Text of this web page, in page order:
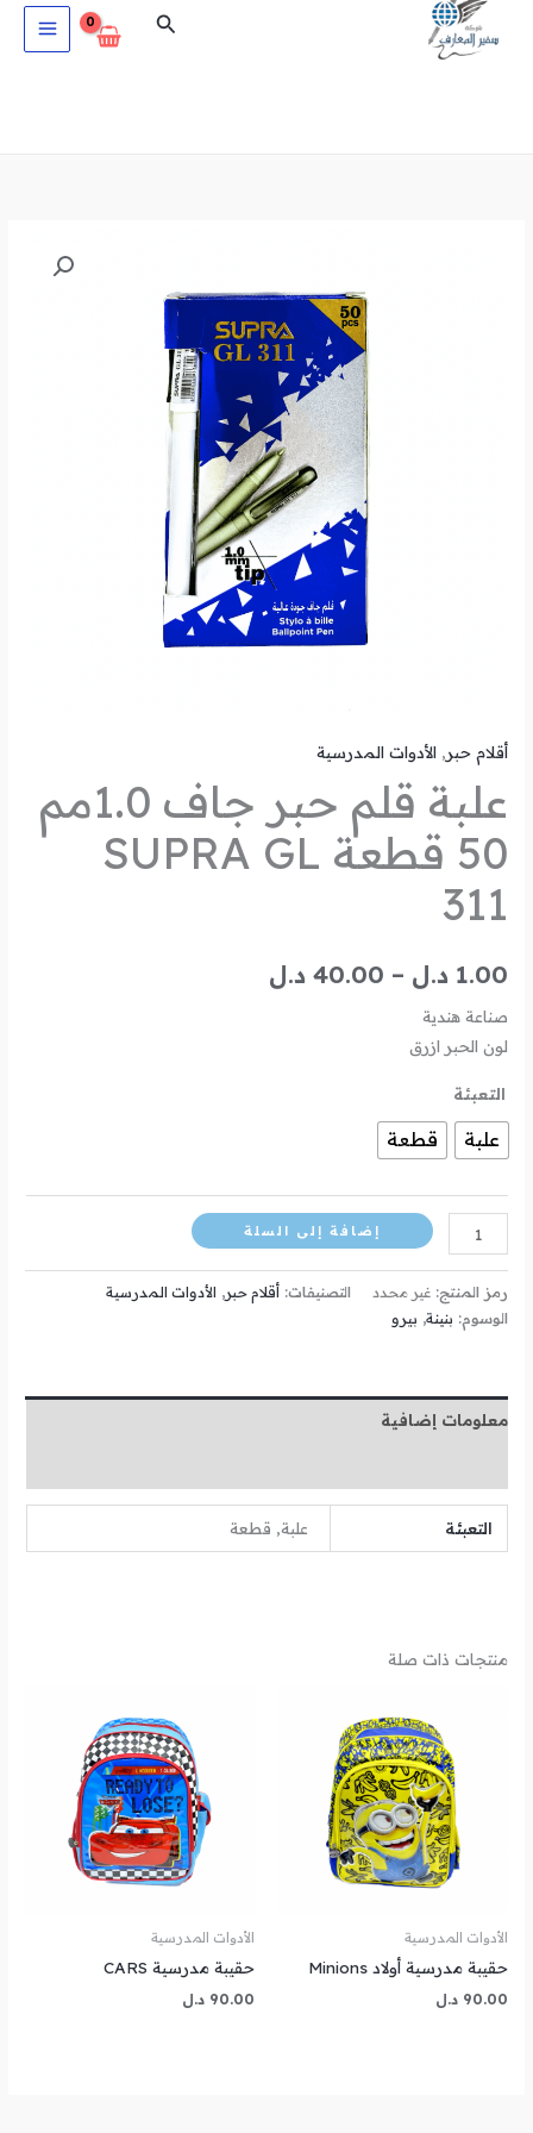
البحث
أقلام حبر,الأدوات المدرسية
علبة قلم حبر جاف 1.0مم
50 قطعة SUPRA GL
311
1.00 د.ل –
40.00 د.ل
السعر:
من
خلال
⁦40.00 د.ل⁩
صناعة هندية
لون الحبر ازرق
التعبئة
علبة قطعة
إضافة إلى السلة
رمز المنتج:غير محدد التصنيفات:أقلام حبر, الأدوات المدرسية
الوسوم: بنينة, بيرو
معلومات إضافية
التعبئة علبة, قطعة
منتجات ذات صلة
الأدوات المدرسية
حقيبة مدرسية أولاد Minions
90.00 د.ل
الأدوات المدرسية
حقيبة مدرسية CARS
90.00 د.ل